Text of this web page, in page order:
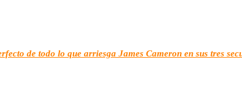
de todo lo que arriesga James Cameron en sus tres